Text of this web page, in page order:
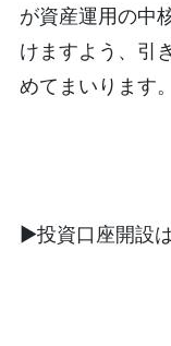
が資産運用の中
けますよう、引
めてまいります。
▶︎投資口座開設